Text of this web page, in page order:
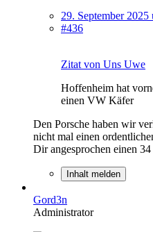
29. September 2025
#436
Zitat von Uns Uwe
Hoffenheim hat
einen VW Käfer
Den Porsche haben wir
nicht mal einen
Dir angesprochen einen
Inhalt melden
Gord3n
Administrator